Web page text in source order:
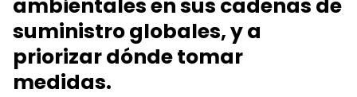
ambientales en sus cadenas de
suministro globales, y a
priorizar dónde tomar
medidas.